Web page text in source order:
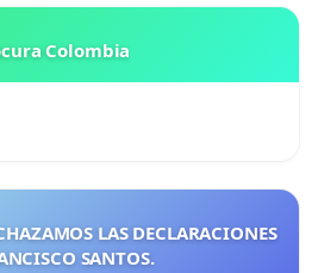
Colombia
LAS DECLARACIONES
SANTOS.